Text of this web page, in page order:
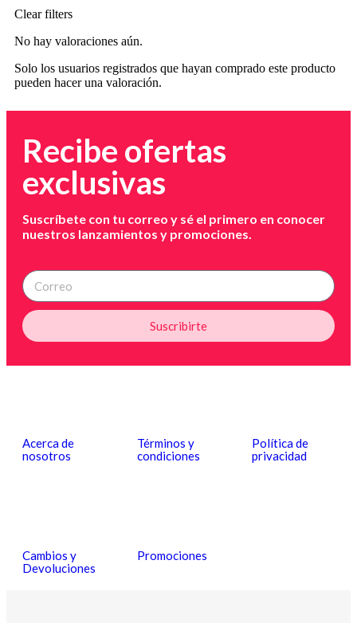
Clear filters
No hay valoraciones aún.
Solo los usuarios registrados que hayan comprado este producto
pueden hacer una valoración.
Recibe ofertas
exclusivas
Suscríbete con tu correo y sé el primero en conocer
nuestros lanzamientos y promociones.
Suscribirte
Acerca de
nosotros
Términos y
condiciones
Política de
privacidad
Cambios y
Devoluciones
Promociones